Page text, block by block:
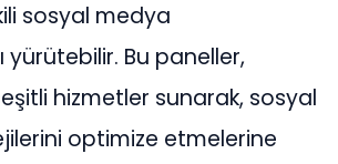
sosyal medya
yürütebilir. Bu paneller,
hizmetler sunarak, sosyal
optimize etmelerine